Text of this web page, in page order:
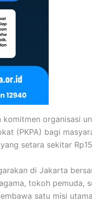
organisasi
(PKPA) bagi
setara sekitar
di Jakarta
tokoh pemuda,
satu misi